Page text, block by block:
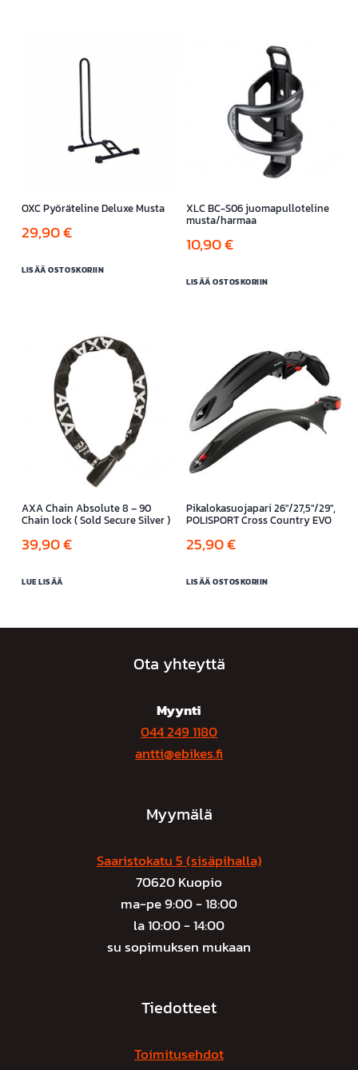
OXC Pyöräteline Deluxe Musta
29,90€
LISÄÄ OSTOSKORIIN
XLC BC-S06 juomapulloteline
musta/harmaa
10,90€
LISÄÄ OSTOSKORIIN
AXA Chain Absolute 8 – 90
Chain lock ( Sold Secure Silver )
39,90€
LUE LISÄÄ
Pikalokasuojapari 26″/27,5″/29″,
POLISPORT Cross Country EVO
25,90€
LISÄÄ OSTOSKORIIN
Ota yhteyttä
Myynti
044 249 1180
antti@ebikes.fi
Myymälä
Saaristokatu 5 (sisäpihalla)
70620 Kuopio
ma-pe 9:00 - 18:00
la 10:00 - 14:00
su sopimuksen mukaan
Tiedotteet
Toimitusehdot